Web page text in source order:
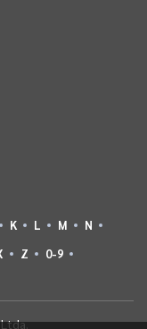
K L M
N
Z 0-9